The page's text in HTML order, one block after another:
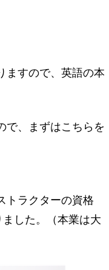
ますので、英語の本
で、まずはこちらを
トラクターの資格
した。（本業は大